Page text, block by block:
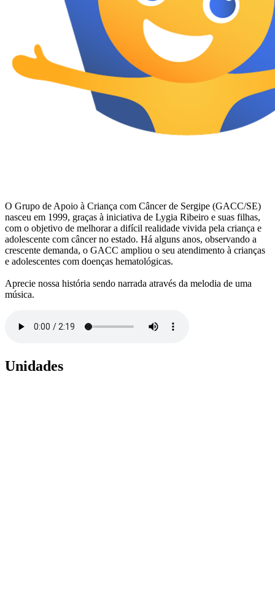
O Grupo de Apoio à Criança com Câncer de Sergipe (GACC/SE)
nasceu em 1999, graças à iniciativa de Lygia Ribeiro e suas filhas,
com o objetivo de melhorar a difícil realidade vivida pela criança e
adolescente com câncer no estado. Há alguns anos, observando a
crescente demanda, o GACC ampliou o seu atendimento à crianças
e adolescentes com doenças hematológicas.
Aprecie nossa história sendo narrada através da melodia de uma
música.
Unidades